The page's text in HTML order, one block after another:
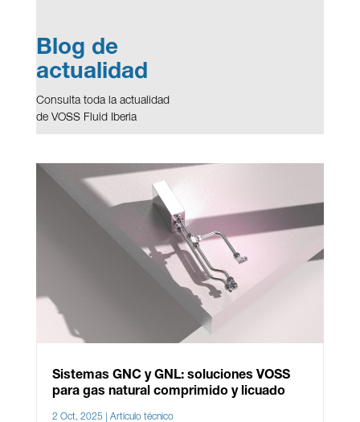
Blog de
actualidad
Consulta toda la actualidad
de VOSS Fluid Iberia
Sistemas GNC y GNL: soluciones VOSS
para gas natural comprimido y licuado
2 Oct, 2025 Artículo técnico